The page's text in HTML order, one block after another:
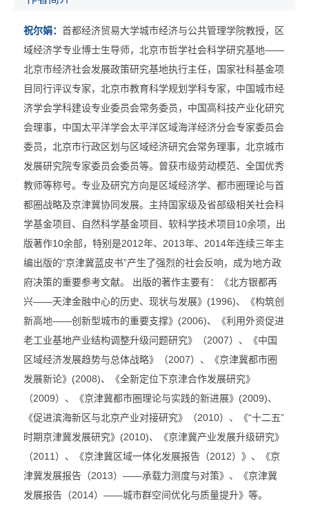
祝尔娟： 首都经济贸易大学城市经济与公共管理学院教授，区
域经济学专业博士生导师，北京市哲学社会科学研究基地——
北京市经济社会发展政策研究基地执行主任，国家社科基金项
目同行评议专家，北京市教育科学规划学科专家，中国城市经
济学会学科建设专业委员会常务委员，中国高科技产业化研究
会理事，中国太平洋学会太平洋区域海洋经济分会专家委员会
委员，北京市行政区划与区域经济研究会常务理事，北京城市
发展研究院专家委员会委员等。曾获市级劳动模范、全国优秀
教师等称号。专业及研究方向是区域经济学、都市圈理论与首
都圈战略及京津冀协同发展。主持国家级及省部级相关社会科
学基金项目、自然科学基金项目、软科学技术项目10余项，出
版著作10余部，特别是2012年、2013年、2014年连续三年主
编出版的“京津冀蓝皮书”产生了强烈的社会反响，成为地方政
府决策的重要参考文献。 出版的著作主要有：《北方银都再
兴——天津金融中心的历史、现状与发展》(1996)、《构筑创
新高地——创新型城市的重要支撑》(2006)、《利用外资促进
老工业基地产业结构调整升级问题研究》（2007）、《中国
区域经济发展趋势与总体战略》（2007）、《京津冀都市圈
发展新论》(2008)、《全新定位下京津合作发展研究》
（2009）、《京津冀都市圈理论与实践的新进展》(2009)、
《促进滨海新区与北京产业对接研究》（2010）、《“十二五”
时期京津冀发展研究》(2010)、《京津冀产业发展升级研究》
（2011）、《京津冀区域一体化发展报告（2012）》、《京
津冀发展报告（2013）——承载力测度与对策》、《京津冀
发展报告（2014）——城市群空间优化与质量提升》等。